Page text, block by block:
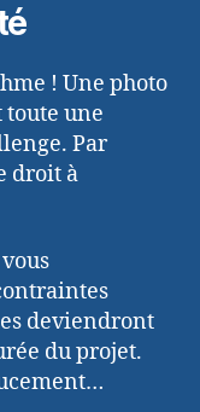
! Une photo
une
Par
droit à
deviendront
du projet.